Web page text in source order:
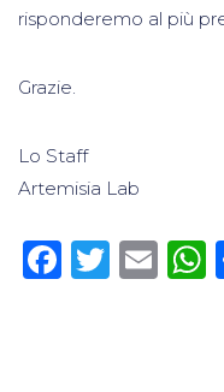
risponderemo al più
Grazie.
Lo Staff
Artemisia Lab